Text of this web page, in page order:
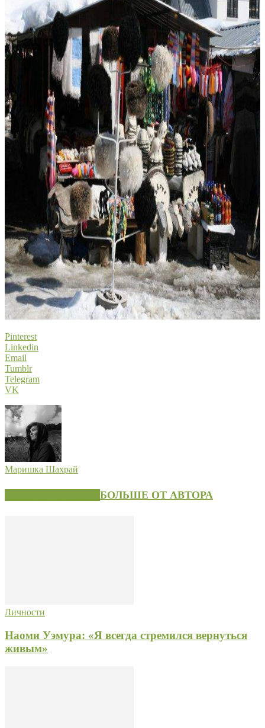
Pinterest
Linkedin
Email
Tumblr
Telegram
VK
Маришка Шахрай
БОЛЬШЕ ОТ АВТОРА
Личности
Наоми Уэмура: «Я всегда стремился вернуться
живым»